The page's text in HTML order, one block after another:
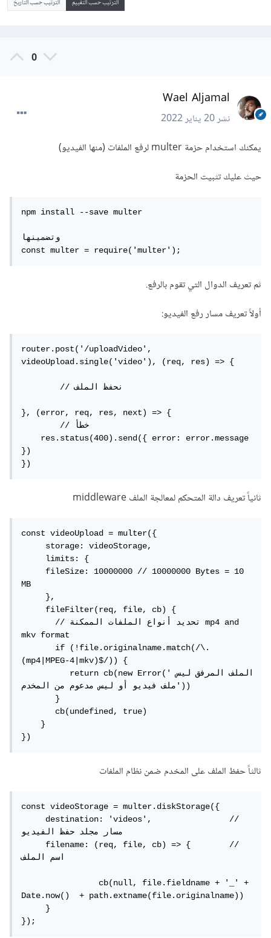
الترتيب حسب التقييم الترتيب حسب التاريخ
0
Wael Aljamal
نشر20 يناير 2022
يمكنك استخدام حزمة multer لرفع الملفات (منها الفيديو)
حيث عليك تثبيت الحزمة
npm install --save multer
وتضمينها
const multer = require('multer');
ثم تعريف الدوال التي تقوم بالرفع.
أولاً تعريف مسار رفع الفيديو:
router.post('/uploadVideo',
videoUpload.single('video'), (req, res) => {
	// نحفظ الملف
}, (error, req, res, next) => {
	// خطأ
    res.status(400).send({ error: error.message
})
})
ثانياً تعريف دالة المتحكم لمعالجة الملف middleware
const videoUpload = multer({
     storage: videoStorage,
     limits: {
     fileSize: 10000000 // 10000000 Bytes = 10
MB
     },
     fileFilter(req, file, cb) {
       // تحديد أنواع الملفات الممكنة mp4 and
mkv format
       if (!file.originalname.match(/\.
(mp4|MPEG-4|mkv)$/)) {
          return cb(new Error('الملف المرفق ليس
ملف فيديو أو ليس مدعوم من المخدم'))
       }
       cb(undefined, true)
    }
})
ثالثاً حفظ الملف على المخدم ضمن نظام الملفات
const videoStorage = multer.diskStorage({
     destination: 'videos',                //
مسار مجلد حفظ الفيديو
     filename: (req, file, cb) => {        //
اسم الملف
		cb(null, file.fieldname + '_' +
Date.now()  + path.extname(file.originalname))
     }
});